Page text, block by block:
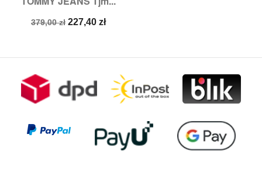
Cena
379,00 zł Cena
227,40 zł